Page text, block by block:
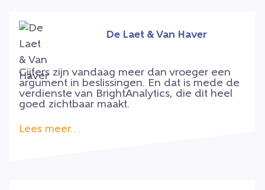
De Laet & Van Haver
Cijfers zijn vandaag meer dan vroeger een
argument in beslissingen. En dat is mede de
verdienste van BrightAnalytics, die dit heel
goed zichtbaar maakt.
Lees meer…